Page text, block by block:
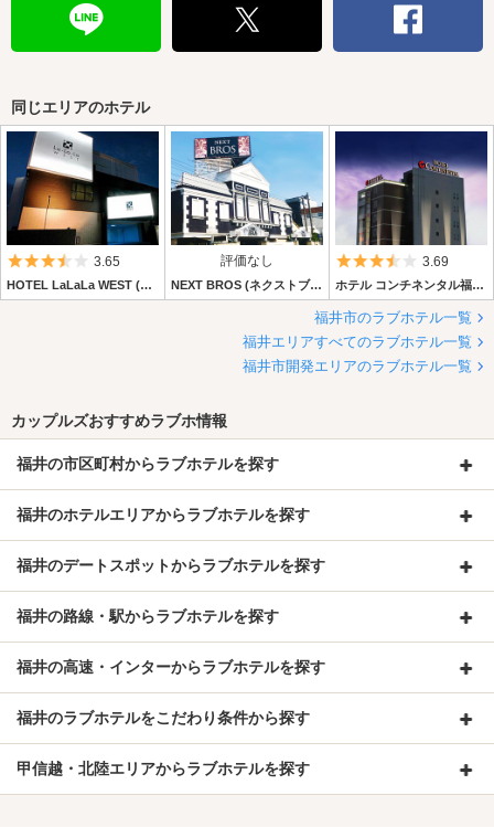
同じエリアのホテル
5つ星のうち3.5
3.65
HOTEL LaLaLa WEST (ホテル ラララウエスト)
評価なし
NEXT BROS (ネクストブロス)
5つ星のうち
3.69
ホテル コンチネンタル福井大和田店
福井市のラブホテル一覧
福井エリアすべてのラブホテル一覧
福井市開発エリアのラブホテル一覧
カップルズおすすめラブホ情報
福井の市区町村からラブホテルを探す
福井のホテルエリアからラブホテルを探す
福井のデートスポットからラブホテルを探す
福井の路線・駅からラブホテルを探す
福井の高速・インターからラブホテルを探す
福井のラブホテルをこだわり条件から探す
甲信越・北陸エリアからラブホテルを探す